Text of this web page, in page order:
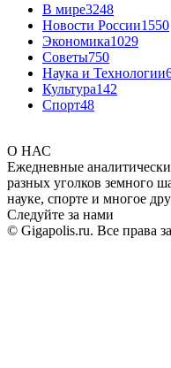
В мире3248
Новости России1550
Экономика1029
Советы750
Наука и Технологии
Культура142
Спорт48
О НАС
Ежедневные
разных уголков земного
науке, спорте и многое
Следуйте за нами
© Gigapolis.ru. Все права